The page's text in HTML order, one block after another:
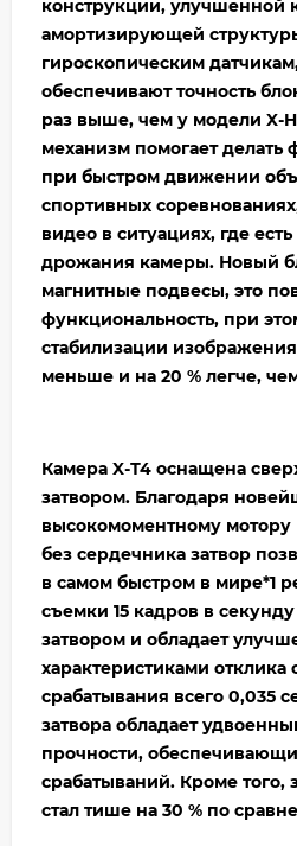
конструкции, улучшенной
амортизирующей
гироскопическим
обеспечивают точность
раз выше, чем у модели X-
механизм помогает делать
при быстром движении
спортивных
видео в ситуациях, где
дрожания камеры. Новый
магнитные подвесы, это
функциональность, при
стабилизации
меньше и на 20 % легче,
Камера X-Т4 оснащена
затвором. Благодаря
высокомоментному мотору
без сердечника затвор
в самом быстром в мире*1
съемки 15 кадров в
затвором и обладает
характеристиками отклика
срабатывания всего 0,035
затвора обладает
прочности,
срабатываний. Кроме того,
стал тише на 30 % по